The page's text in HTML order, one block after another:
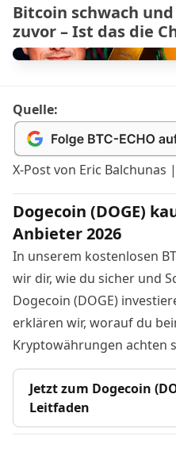
Bitcoin schwach
zuvor – Ist das die
Quelle:
X-Post von Eric Balchunas
Dogecoin (DOGE)
Anbieter 2026
In unserem kostenlosen
wir dir, wie du sicher und
Dogecoin (DOGE)
erklären wir, worauf du
Kryptowährungen achten
Jetzt zum Dogecoin
Leitfaden